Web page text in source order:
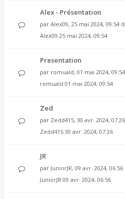
Alex - Présentation
par Alex09, 25 mai 2024, 09:54
Alex09 25 mai 2024, 09:54
Presentation
par romuald, 01 mai 2024,
romuald 01 mai 2024, 09:54
Zed
par Zedd415, 30 avr. 2024,
Zedd415 30 avr. 2024, 07:26
JR
par JuniorJR, 09 avr. 2024, 06:56
JuniorJR 09 avr. 2024, 06:56